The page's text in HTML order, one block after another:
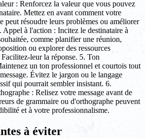
: Renforcez la valeur que vous pouvez
Mettez en avant comment votre
peut résoudre leurs problèmes ou améliorer
Appel à l'action : Incitez le destinataire à
comme planifier une réunion,
ou explorer des ressources
leur la réponse. 5. Ton
un ton professionnel et courtois tout
Évitez le jargon ou le langage
qui pourrait sembler insistant. 6.
: Relisez votre message avant de
de grammaire ou d'orthographe peuvent
et à votre professionnalisme.
à éviter